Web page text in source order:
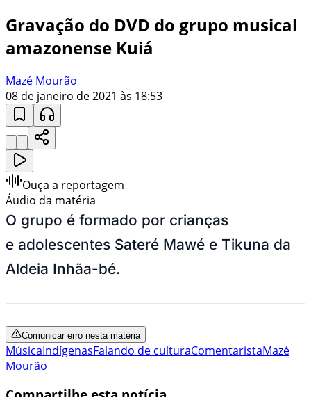
Gravação do DVD do grupo musical
amazonense Kuiá
Mazé Mourão
08 de janeiro de 2021 às 18:53
Ouça a reportagem
Áudio da matéria
O grupo é formado por crianças
e adolescentes Sateré Mawé e Tikuna da
Aldeia Inhãa-bé.
Comunicar erro nesta matéria
MúsicaIndígenasFalando de culturaComentaristaMazé
Mourão